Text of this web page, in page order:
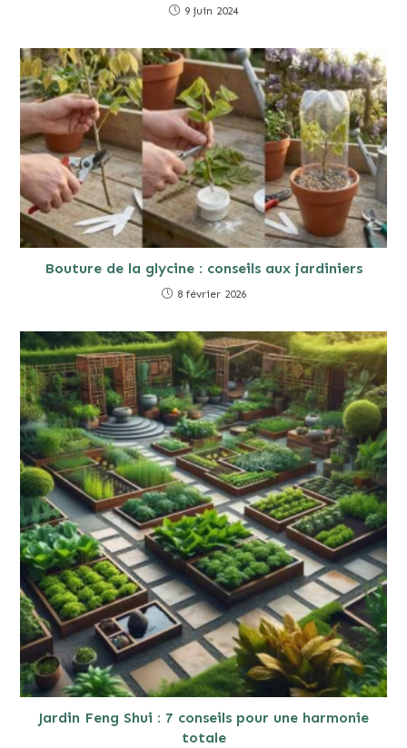
9 juin 2024
Bouture de la glycine : conseils aux jardiniers
8 février 2026
Jardin Feng Shui : 7 conseils pour une harmonie
totale